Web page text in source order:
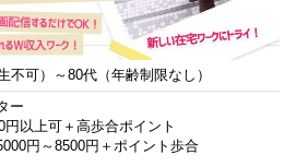
不可）～80代（年齢制限なし）
ー
円以上可＋高歩合ポイント
円～8500円＋ポイント歩合